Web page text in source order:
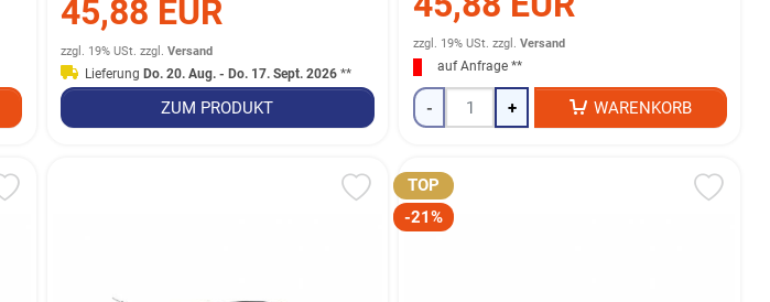
45,88 EUR
zzgl. 19% USt. zzgl.Versand
Lieferung Do. 20. Aug. - Do. 17. Sept. 2026 **
ZUM PRODUKT
zzgl. 19% USt. zzgl. Versand
auf Anfrage **
- + WARENKORB
TOP
-21%